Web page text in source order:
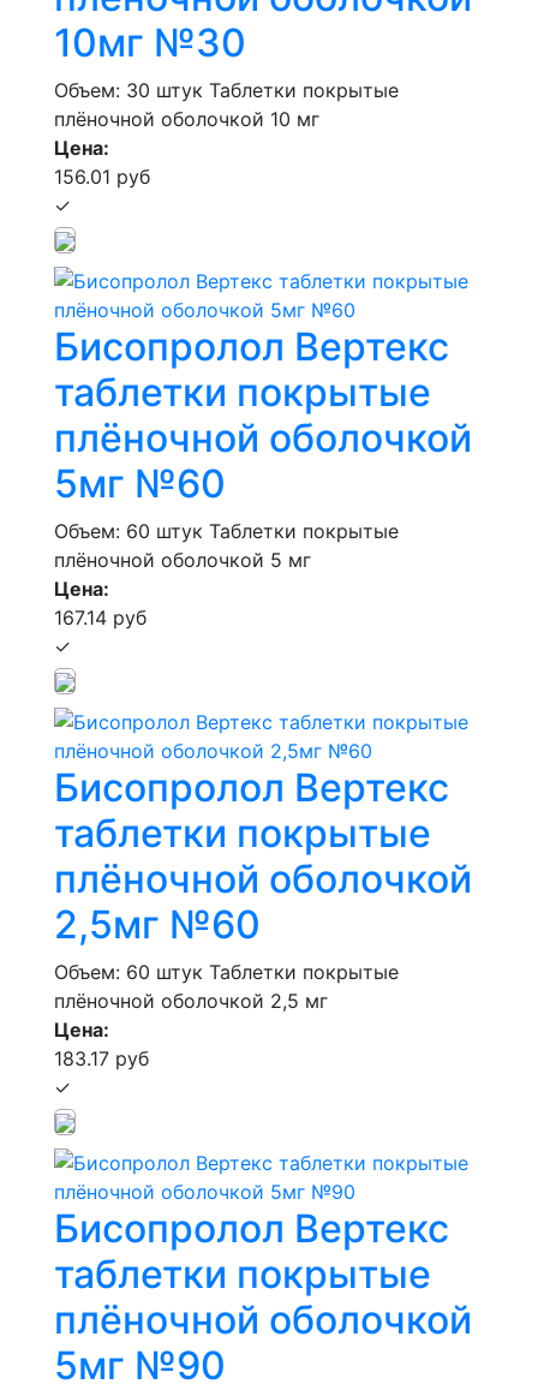
10мг №30
Объем: 30 штук Таблетки покрытые
плёночной оболочкой 10 мг
Цена:
156.01 руб
✓
Бисопролол Вертекс
таблетки покрытые
плёночной оболочкой
5мг №60
Объем: 60 штук Таблетки покрытые
плёночной оболочкой 5 мг
Цена:
167.14 руб
✓
Бисопролол Вертекс
таблетки покрытые
плёночной оболочкой
2,5мг №60
Объем: 60 штук Таблетки покрытые
плёночной оболочкой 2,5 мг
Цена:
183.17 руб
✓
Бисопролол Вертекс
таблетки покрытые
плёночной оболочкой
5мг №90